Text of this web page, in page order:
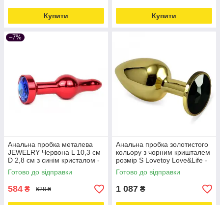
Купити Купити
–7%
Анальна пробка металева
JEWELRY Червона L 10,3 см
D 2,8 см з синім кристалом -
online multimarket Love&Life -
online-multimarket-
Готово до відправки
584 ₴ 628 ₴
Анальна пробка золотистого
кольору з чорним кришталем
розмір S Lovetoy Love&Life -
online-multimarket-
Готово до відправки
1 087 ₴